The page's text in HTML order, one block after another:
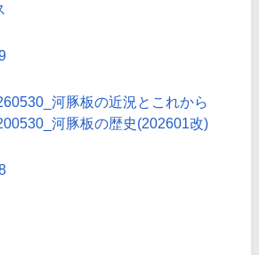
河豚板の近況とこれから
河豚板の歴史(202601改)